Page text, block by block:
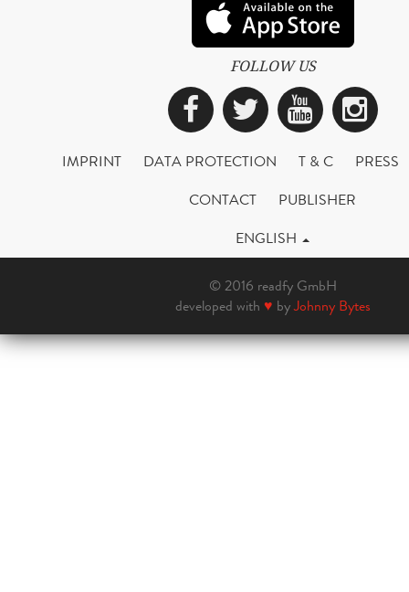
FOLLOW US
Facebook
Twitter
IMPRINT DATA PROTECTION T & C
PRESS
CONTACT
PUBLISHER
ENGLISH
© 2016 readfy GmbH
developed with ♥ byJohnny Bytes